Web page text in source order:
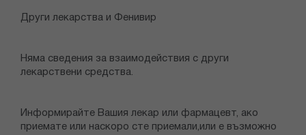
Други лекарства и Фенивир
Няма сведения за взаимодействия с други
лекарствени средства.
Информирайте Вашия лекар или фармацевт, ако
приемате или наскоро сте приемали,или е възможно